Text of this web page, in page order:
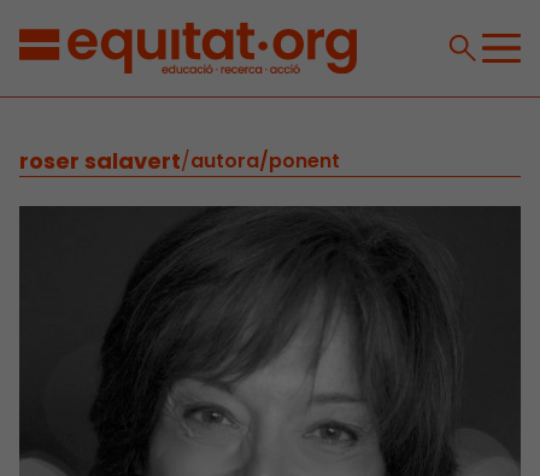
roser salavert/autora/ponent